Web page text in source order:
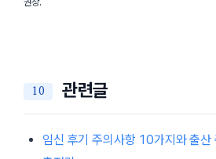
관련글
임신 후기 주의사항 10가지와 출산